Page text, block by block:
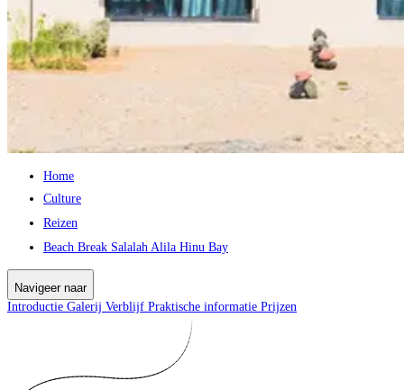
Home
Culture
Reizen
Beach Break Salalah Alila Hinu Bay
Navigeer naar
Introductie Galerij Verblijf Praktische informatie Prijzen